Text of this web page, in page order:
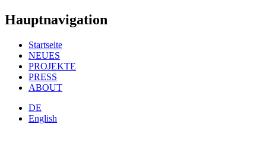
Hauptnavigation
Startseite
NEUES
PROJEKTE
PRESS
ABOUT
DE
English